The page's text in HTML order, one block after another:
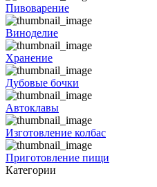
Пивоварение
Виноделие
Хранение
Дубовые бочки
Автоклавы
Изготовление колбас
Приготовление пищи
Категории